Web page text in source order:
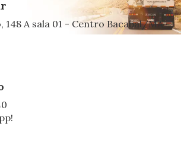
148 A sala 01 - Centro Bacabal/MA